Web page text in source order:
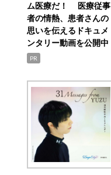
ム医療だ！ 医療従事
者の情熱、患者さんの
思いを伝えるドキュメ
ンタリー動画を公開中
PR